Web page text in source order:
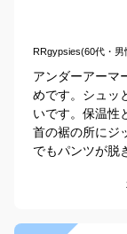
RRgypsies(60代・男
アンダーアーマ
めです。シュッ
いです。保温性
首の裾の所にジ
でもパンツが脱